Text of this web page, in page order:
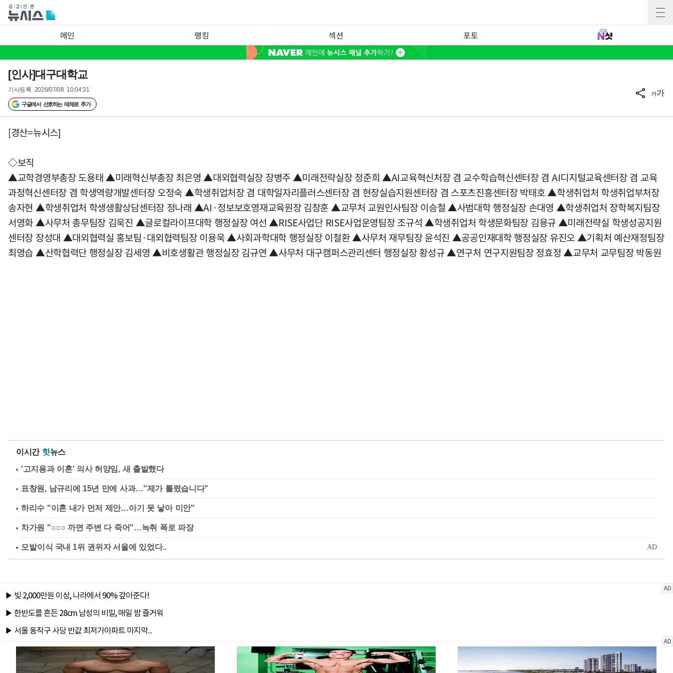
메인 랭킹 섹션 포토
[인사]대구대학교
기사등록 2026/07/08 10:04:31
구글에서 선호하는 매체로 추가
가가
[경산=뉴시스]
◇보직
▲교학경영부총장 도용태 ▲미래혁신부총장 최은영 ▲대외협력실장 장병주 ▲미래전략실장 정준희 ▲AI교육혁신처장 겸 교수학습혁신센터장 겸 AI디지털교육센터장 겸 교육
과정혁신센터장 겸 학생역량개발센터장 오정숙 ▲학생취업처장 겸 대학일자리플러스센터장 겸 현장실습지원센터장 겸 스포츠진흥센터장 박태호 ▲학생취업처 학생취업부처장
송자현 ▲학생취업처 학생생활상담센터장 정나래 ▲AI·정보보호영재교육원장 김창훈 ▲교무처 교원인사팀장 이승철 ▲사범대학 행정실장 손대영 ▲학생취업처 장학복지팀장
서영화 ▲사무처 총무팀장 김욱진 ▲글로컬라이프대학 행정실장 여선 ▲RISE사업단 RISE사업운영팀장 조규석 ▲학생취업처 학생문화팀장 김용규 ▲미래전략실 학생성공지원
센터장 장성대 ▲대외협력실 홍보팀·대외협력팀장 이용욱 ▲사회과학대학 행정실장 이철환 ▲사무처 재무팀장 윤석진 ▲공공인재대학 행정실장 유진오 ▲기획처 예산재정팀장
최영습 ▲산학협력단 행정실장 김세영 ▲비호생활관 행정실장 김규연 ▲사무처 대구캠퍼스관리센터 행정실장 황성규 ▲연구처 연구지원팀장 정효정 ▲교무처 교무팀장 박동원
이시간 핫뉴스
'고지용과 이혼' 의사 허양임, 새 출발했다
표창원, 남규리에 15년 만에 사과…"제가 틀렸습니다"
하리수 "이혼 내가 먼저 제안…아기 못 낳아 미안"
차가원 "○○○ 까면 주변 다 죽어"…녹취 폭로 파장